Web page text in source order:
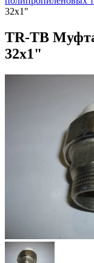
32х1"
TR-TB
32х1"